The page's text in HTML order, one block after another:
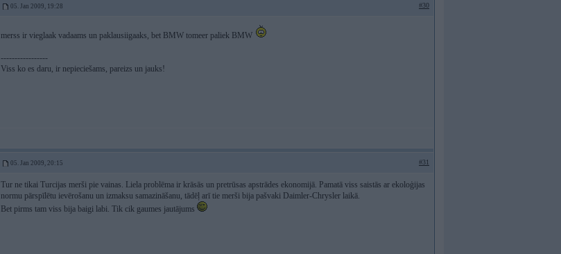
05. Jan 2009, 19:28 #30
merss ir vieglaak vadaams un paklausiigaaks, bet BMW tomeer paliek BMW
-----------------
Viss ko es daru, ir nepieciešams, pareizs un jauks!
05. Jan 2009, 20:15 #31
Tur ne tikai Turcijas merši pie vainas. Liela problēma ir krāsās un pretrūsas apstrādes ekonomijā. Pamatā viss saistās ar ekoloģijas
normu pārspīlētu ievērošanu un izmaksu samazināšanu, tādēļ arī tie merši bija pašvaki Daimler-Chrysler laikā.
Bet pirms tam viss bija baigi labi. Tik cik gaumes jautājums